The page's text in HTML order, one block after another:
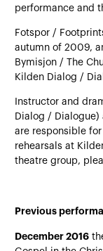
performance and
Fotspor /
autumn of 2009,
Bymisjon / The
Kilden Dialog /
Instructor and
Dialog / Dialogue)
are responsible
rehearsals at
theatre group,
Previous
December 2016